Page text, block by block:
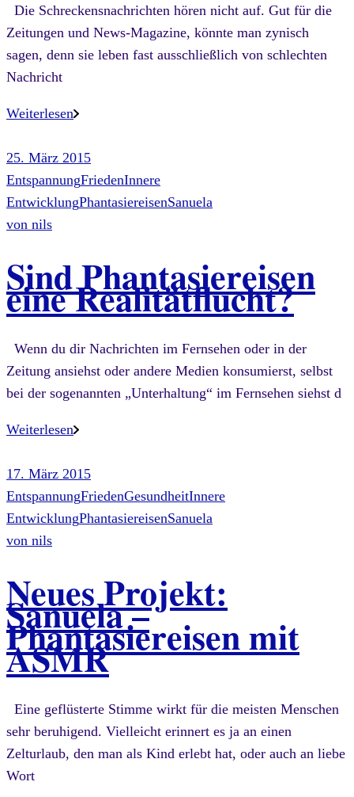
Die Schreckensnachrichten hören nicht auf. Gut für die
Zeitungen und News-Magazine, könnte man zynisch
sagen, denn sie leben fast ausschließlich von schlechten
Nachricht
Weiterlesen
25. März 2015
EntspannungFriedenInnere
EntwicklungPhantasiereisenSanuela
von nils
Sind Phantasiereisen
eine Realitätflucht?
Wenn du dir Nachrichten im Fernsehen oder in der
Zeitung ansiehst oder andere Medien konsumierst, selbst
bei der sogenannten „Unterhaltung“ im Fernsehen siehst d
Weiterlesen
17. März 2015
EntspannungFriedenGesundheitInnere
EntwicklungPhantasiereisenSanuela
von nils
Neues Projekt:
Sanuela –
Phantasiereisen mit
ASMR
Eine geflüsterte Stimme wirkt für die meisten Menschen
sehr beruhigend. Vielleicht erinnert es ja an einen
Zelturlaub, den man als Kind erlebt hat, oder auch an liebe
Wort